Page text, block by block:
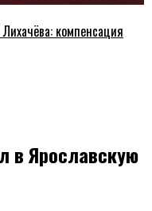
компенсация
в Ярославскую